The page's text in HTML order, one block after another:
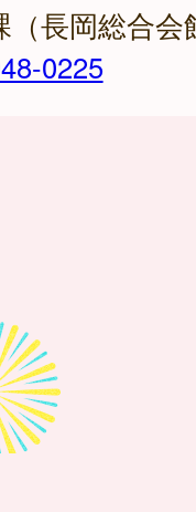
（長岡総合
0225